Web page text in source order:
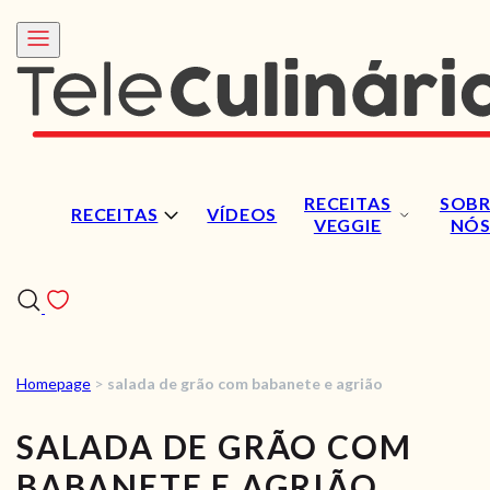
RECEITAS VÍDEOS
RECEITAS
VEGGIE
NÓS
RECEITAS
VÍDEOS
Homepage > salada de grão com babanete e agrião
SALADA DE GRÃO COM